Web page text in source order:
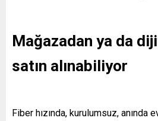
Mağazadan ya da
satın alınabiliyor
Fiber hızında, kurulumsuz, anında